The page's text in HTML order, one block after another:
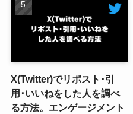
X(Twitter)でリポスト･引
用･いいねをした人を調べ
る方法。エンゲージメント